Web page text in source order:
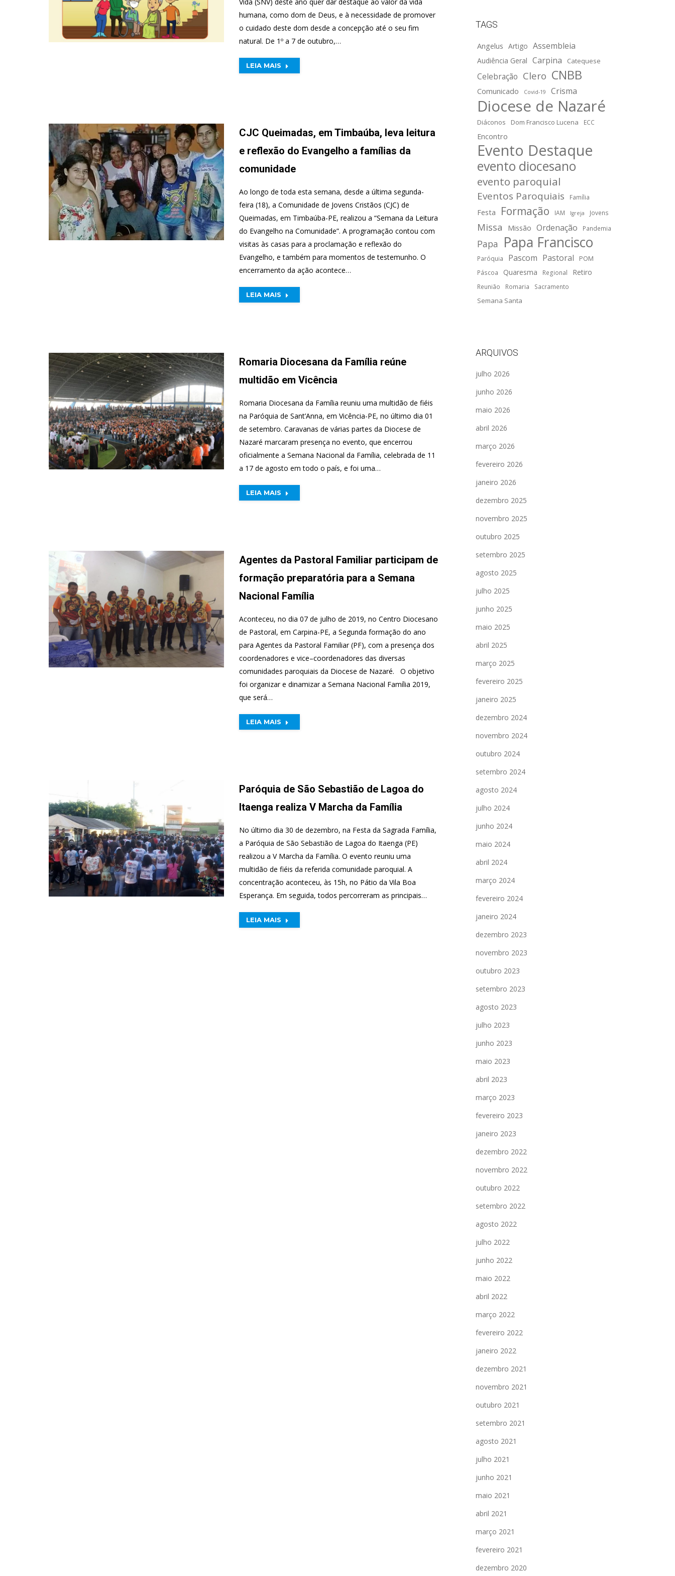
humana, como dom de Deus, e à necessidade de promover
o cuidado deste dom desde a concepção até o seu fim
natural. De 1º a 7 de outubro,…
LEIA MAIS
CJC Queimadas, em Timbaúba, leva leitura
e reflexão do Evangelho a famílias da
comunidade
Ao longo de toda esta semana, desde a última segunda-
feira (18), a Comunidade de Jovens Cristãos (CJC) de
Queimadas, em Timbaúba-PE, realizou a “Semana da Leitura
do Evangelho na Comunidade”. A programação contou com
visitas às casas para a proclamação e reflexão do
Evangelho, e também para momentos de testemunho. O
encerramento da ação acontece…
LEIA MAIS
Romaria Diocesana da Família reúne
multidão em Vicência
Romaria Diocesana da Família reuniu uma multidão de fiéis
na Paróquia de Sant’Anna, em Vicência-PE, no último dia 01
de setembro. Caravanas de várias partes da Diocese de
Nazaré marcaram presença no evento, que encerrou
oficialmente a Semana Nacional da Família, celebrada de 11
a 17 de agosto em todo o país, e foi uma…
LEIA MAIS
Agentes da Pastoral Familiar participam de
formação preparatória para a Semana
Nacional Família
Aconteceu, no dia 07 de julho de 2019, no Centro Diocesano
de Pastoral, em Carpina-PE, a Segunda formação do ano
para Agentes da Pastoral Familiar (PF), com a presença dos
coordenadores e vice–coordenadores das diversas
comunidades paroquiais da Diocese de Nazaré. O objetivo
foi organizar e dinamizar a Semana Nacional Família 2019,
que será…
LEIA MAIS
Paróquia de São Sebastião de Lagoa do
Itaenga realiza V Marcha da Família
No último dia 30 de dezembro, na Festa da Sagrada Família,
a Paróquia de São Sebastião de Lagoa do Itaenga (PE)
realizou a V Marcha da Família. O evento reuniu uma
multidão de fiéis da referida comunidade paroquial. A
concentração aconteceu, às 15h, no Pátio da Vila Boa
Esperança. Em seguida, todos percorreram as principais…
LEIA MAIS
TAGS
Angelus Artigo Assembleia
Audiência Geral Carpina Catequese
Celebração Clero CNBB
Comunicado Covid-19 Crisma
Diocese de Nazaré
Diáconos Dom Francisco Lucena ECC
Encontro
Evento Destaque
evento diocesano
evento paroquial
Eventos Paroquiais Família
Festa Formação IAM Igreja Jovens
Missa Missão Ordenação Pandemia
Papa Papa Francisco
Paróquia Pascom Pastoral POM
Páscoa Quaresma Regional Retiro
Reunião Romaria Sacramento
Semana Santa
ARQUIVOS
julho 2026
junho 2026
maio 2026
abril 2026
março 2026
fevereiro 2026
janeiro 2026
dezembro 2025
novembro 2025
outubro 2025
setembro 2025
agosto 2025
julho 2025
junho 2025
maio 2025
abril 2025
março 2025
fevereiro 2025
janeiro 2025
dezembro 2024
novembro 2024
outubro 2024
setembro 2024
agosto 2024
julho 2024
junho 2024
maio 2024
abril 2024
março 2024
fevereiro 2024
janeiro 2024
dezembro 2023
novembro 2023
outubro 2023
setembro 2023
agosto 2023
julho 2023
junho 2023
maio 2023
abril 2023
março 2023
fevereiro 2023
janeiro 2023
dezembro 2022
novembro 2022
outubro 2022
setembro 2022
agosto 2022
julho 2022
junho 2022
maio 2022
abril 2022
março 2022
fevereiro 2022
janeiro 2022
dezembro 2021
novembro 2021
outubro 2021
setembro 2021
agosto 2021
julho 2021
junho 2021
maio 2021
abril 2021
março 2021
fevereiro 2021
dezembro 2020